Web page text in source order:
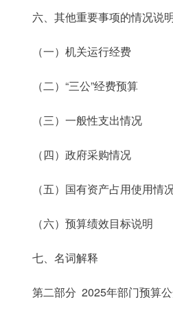
六、其他重要事项的情况说
（一）机关运行经费
（二）“三公”经费预算
（三）一般性支出情况
（四）政府采购情况
（五）国有资产占用使用情
（六）预算绩效目标说明
七、名词解释
第二部分 2025年部门预算